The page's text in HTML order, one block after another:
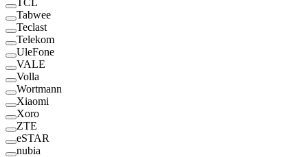
Tabwee
Teclast
Telekom
UleFone
VALE
Volla
Wortmann
Xiaomi
Xoro
ZTE
eSTAR
nubia